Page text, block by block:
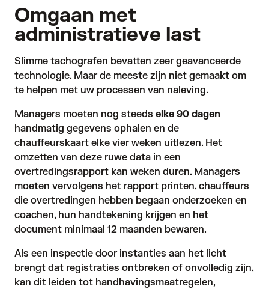
Omgaan met
administratieve last
Slimme tachografen bevatten zeer geavanceerde
technologie. Maar de meeste zijn niet gemaakt om
te helpen met uw processen van naleving.
Managers moeten nog steeds elke 90 dagen
handmatig gegevens ophalen en de
chauffeurskaart elke vier weken uitlezen. Het
omzetten van deze ruwe data in een
overtredingsrapport kan weken duren. Managers
moeten vervolgens het rapport printen, chauffeurs
die overtredingen hebben begaan onderzoeken en
coachen, hun handtekening krijgen en het
document minimaal 12 maanden bewaren.
Als een inspectie door instanties aan het licht
brengt dat registraties ontbreken of onvolledig zijn,
kan dit leiden tot handhavingsmaatregelen,